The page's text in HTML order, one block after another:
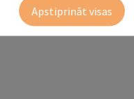
Apstiprināt visas